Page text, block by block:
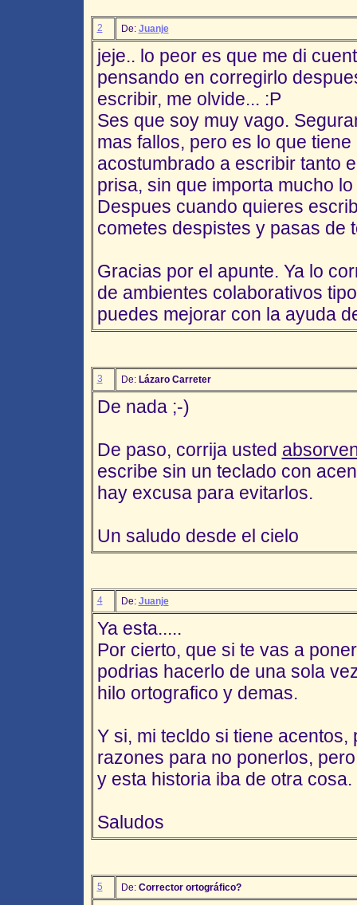
2 De: Juanje
jeje.. lo peor es que me di
pensando en corregirlo
escribir, me olvide... :P
Ses que soy muy vago.
mas fallos, pero es lo que
acostumbrado a escribir tanto
prisa, sin que importa mucho
Despues cuando quieres
cometes despistes y pasas de
Gracias por el apunte. Ya lo
de ambientes colaborativos
puedes mejorar con la ayuda
3 De: Lázaro Carreter
De nada ;-)
De paso, corrija usted
escribe sin un teclado con
hay excusa para evitarlos.
Un saludo desde el cielo
4 De: Juanje
Ya esta.....
Por cierto, que si te vas a
podrias hacerlo de una sola
hilo ortografico y demas.
Y si, mi tecldo si tiene acentos,
razones para no ponerlos,
y esta historia iba de otra cosa.
Saludos
5 De: Corrector ortográfico?